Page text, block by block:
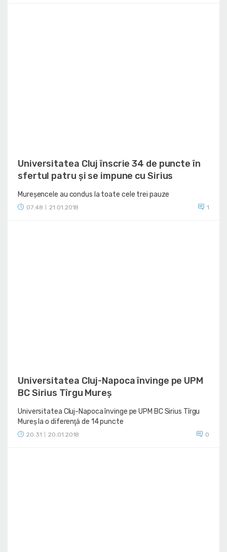
Universitatea Cluj înscrie 34 de puncte în
sfertul patru și se impune cu Sirius
Mureșencele au condus la toate cele trei pauze
07:48 21.01.2018 1
Universitatea Cluj-Napoca învinge pe UPM
BC Sirius Tîrgu Mureș
Universitatea Cluj-Napoca învinge pe UPM BC Sirius Tîrgu
Mureș la o diferenţă de 14 puncte
20:31 20.01.2018 0